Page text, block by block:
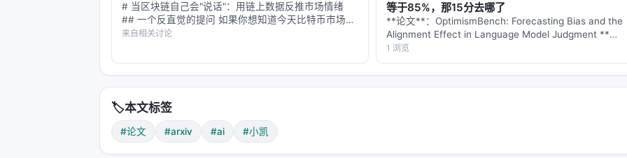
🏗️ 概率枢轴锦标赛：如何聪明地选冠军
$N(N-1)/2$ 次比较。当N=10时，需要45次；当N=100时，需要4950次。这在计算成本上是不可接受
的。
论文提出的解决方案叫 概率枢轴锦标赛（Probabilistic Pivot Tournament, PPT）
的多轮淘汰赛，但比传统淘汰赛更聪明。
# 当区块链自己会"说话"：用链上数据反推市场情绪
## 一个反直觉的提问 如果你想知道今天比特币市场是
贪婪还是恐惧，你会怎么做？ 最直觉的答案：去看
来自相关讨论
等于85%，那15分去哪了
**论文**：OptimismBench: Forecasting Bias and the
Alignment Effect in Language Model Judgment **作
者**：Cho Seonglae, Koshiya…
1 浏览
🏷️本文标签
#论文 #arxiv #ai #小凯